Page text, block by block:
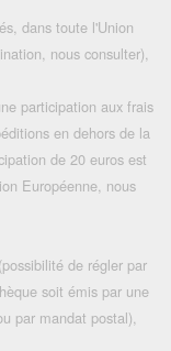
dans toute l'Union
nous consulter),
participation aux frais
en dehors de la
de 20 euros est
Européenne, nous
de régler par
soit émis par une
par mandat postal),